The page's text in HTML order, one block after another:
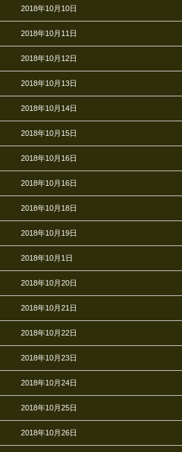
2018年10月10日
2018年10月11日
2018年10月12日
2018年10月13日
2018年10月14日
2018年10月15日
2018年10月16日
2018年10月16日
2018年10月18日
2018年10月19日
2018年10月1日
2018年10月20日
2018年10月21日
2018年10月22日
2018年10月23日
2018年10月24日
2018年10月25日
2018年10月26日